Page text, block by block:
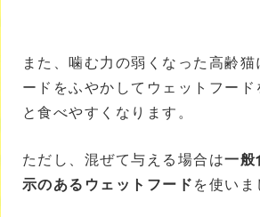
また、噛む力の弱くなった高齢
ードをふやかしてウェットフード
と食べやすくなります。
ただし、混ぜて与える場合は一般
示のあるウェットフードを使いま